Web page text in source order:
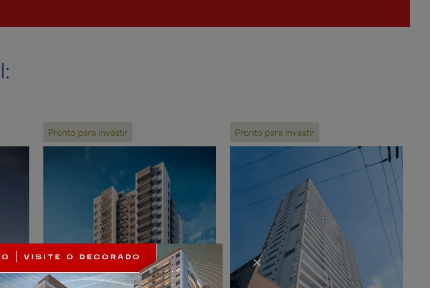
Pronto para investir Pronto para investir